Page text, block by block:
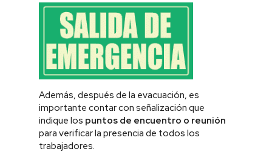
Además, después de la evacuación, es
importante contar con señalización que
indique los puntos de encuentro o reunión
para verificar la presencia de todos los
trabajadores.